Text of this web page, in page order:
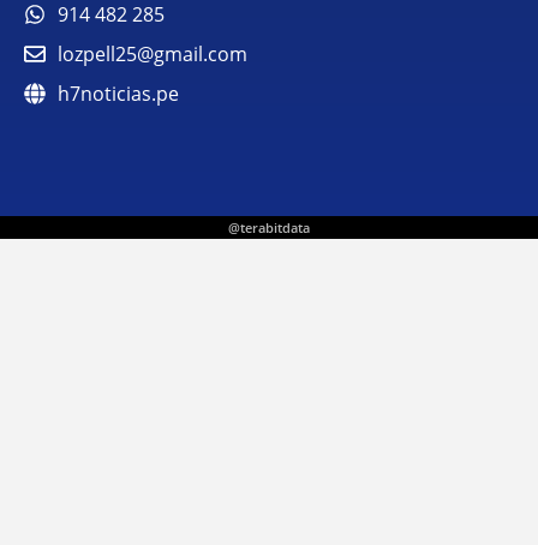
914 482 285
lozpell25@gmail.com
h7noticias.pe
@terabitdata